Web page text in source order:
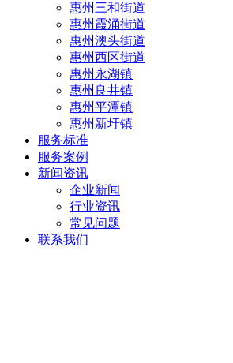
惠州三和街道
惠州霞涌街道
惠州澳头街道
惠州西区街道
惠州永湖镇
惠州良井镇
惠州平潭镇
惠州新圩镇
服务标准
服务案例
新闻资讯
企业新闻
行业资讯
常见问题
联系我们